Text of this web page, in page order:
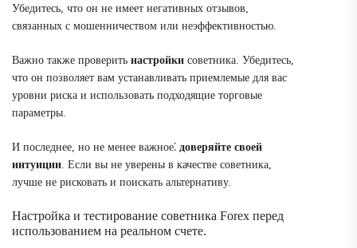
Убедитесь, что он не имеет негативных отзывов,
связанных с мошенничеством или неэффективностью.
Важно также проверить настройки советника. Убедитесь,
что он позволяет вам устанавливать приемлемые для вас
уровни риска и использовать подходящие торговые
параметры.
И последнее, но не менее важное⁚ доверяйте своей
интуиции. Если вы не уверены в качестве советника,
лучше не рисковать и поискать альтернативу.
Настройка и тестирование советника Forex перед
использованием на реальном счете.